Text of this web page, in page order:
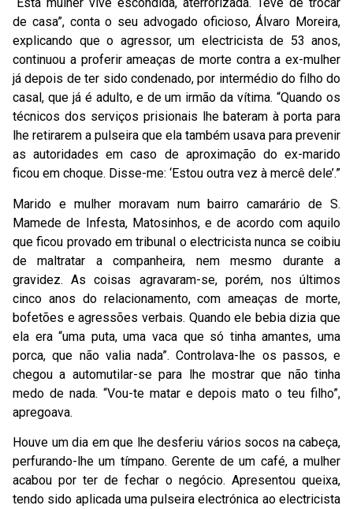
de casa”, conta o seu advogado oficioso, Álvaro Moreira,
explicando que o agressor, um electricista de 53 anos,
continuou a proferir ameaças de morte contra a ex-mulher
já depois de ter sido condenado, por intermédio do filho do
casal, que já é adulto, e de um irmão da vítima. “Quando os
técnicos dos serviços prisionais lhe bateram à porta para
lhe retirarem a pulseira que ela também usava para prevenir
as autoridades em caso de aproximação do ex-marido
ficou em choque. Disse-me: ‘Estou outra vez à mercê dele’.”
Marido e mulher moravam num bairro camarário de S.
Mamede de Infesta, Matosinhos, e de acordo com aquilo
que ficou provado em tribunal o electricista nunca se coibiu
de maltratar a companheira, nem mesmo durante a
gravidez. As coisas agravaram-se, porém, nos últimos
cinco anos do relacionamento, com ameaças de morte,
bofetões e agressões verbais. Quando ele bebia dizia que
ela era “uma puta, uma vaca que só tinha amantes, uma
porca, que não valia nada”. Controlava-lhe os passos, e
chegou a automutilar-se para lhe mostrar que não tinha
medo de nada. “Vou-te matar e depois mato o teu filho”,
apregoava.
Houve um dia em que lhe desferiu vários socos na cabeça,
perfurando-lhe um tímpano. Gerente de um café, a mulher
acabou por ter de fechar o negócio. Apresentou queixa,
tendo sido aplicada uma pulseira electrónica ao electricista